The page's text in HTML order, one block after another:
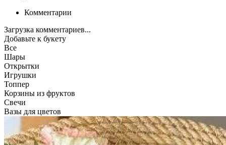
Комментарии
Загрузка комментариев...
Добавьте к букету
Все
Шары
Открытки
Игрушки
Топпер
Корзины из фруктов
Свечи
Вазы для цветов